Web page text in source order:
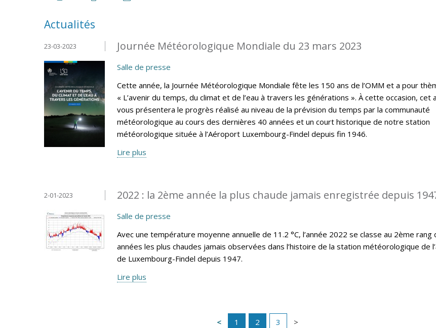
Actualités
Journée Météorologique Mondiale du 23 mars 2023
23-03-2023
Salle de presse
Cette année, la Journée Météorologique Mondiale fête les 150 ans de l’OMM et a pour
« L’avenir du temps, du climat et de l’eau à travers les générations ». À cette occasion, cet
vous présentera le progrès réalisé au niveau de la prévision du temps par la communauté
météorologique au cours des dernières 40 années et un court historique de notre station
météorologique située à l’Aéroport Luxembourg-Findel depuis fin 1946.
Lire plus
2022 : la 2ème année la plus chaude jamais enregistrée depuis
2-01-2023
Salle de presse
Avec une température moyenne annuelle de 11.2 °C, l’année 2022 se classe au 2ème rang
années les plus chaudes jamais observées dans l’histoire de la station météorologique de
de Luxembourg-Findel depuis 1947.
Lire plus
1 2 3